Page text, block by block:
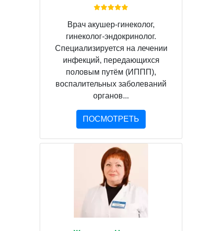
Врач акушер-гинеколог,
гинеколог-эндокринолог.
Специализируется на лечении
инфекций, передающихся
половым путём (ИППП),
воспалительных заболеваний
органов...
ПОСМОТРЕТЬ